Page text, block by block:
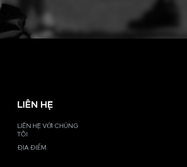
LIÊN HỆ
LIÊN HỆ VỚI CHÚNG
TÔI
ĐỊA ĐIỂM